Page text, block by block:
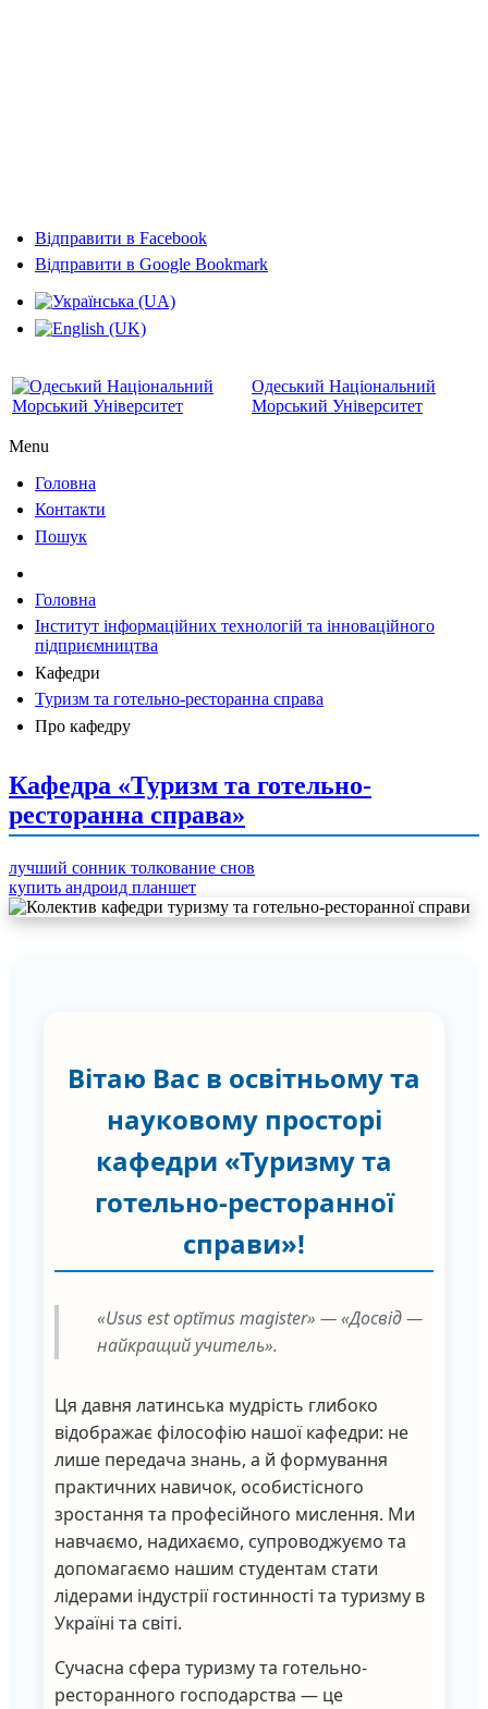
Відправити в Facebook
Відправити в Google Bookmark
Одеський Національний
Морський Університет
Menu
Головна
Контакти
Пошук
Головна
Інститут інформаційних технологій та інноваційного
підприємництва
Кафедри
Туризм та готельно-ресторанна справа
Про кафедру
Кафедра «Туризм та готельно-
ресторанна справа»
лучший сонник толкование снов
купить андроид планшет
Вітаю Вас в освітньому та
науковому просторі
кафедри «Туризму та
готельно-ресторанної
справи»!
«Usus est optĭmus magister» —«Досвід —
найкращий учитель».
Ця давня латинська мудрість глибоко
відображає філософію нашої кафедри: не
лише передача знань, а й формування
практичних навичок, особистісного
зростання та професійного мислення. Ми
навчаємо, надихаємо, супроводжуємо та
допомагаємо нашим студентам стати
лідерами індустрії гостинності та туризму в
Україні та світі.
Сучасна сфера туризму та готельно-
ресторанного господарства — це